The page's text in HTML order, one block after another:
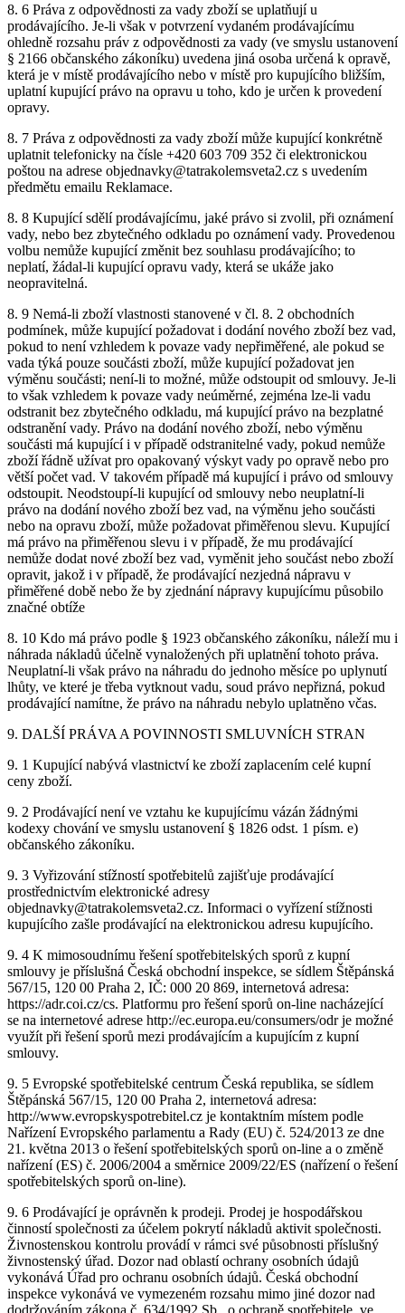
8. 6 Práva z odpovědnosti za vady zboží se uplatňují u
prodávajícího. Je-li však v potvrzení vydaném prodávajícímu
ohledně rozsahu práv z odpovědnosti za vady (ve smyslu ustanovení
§ 2166 občanského zákoníku) uvedena jiná osoba určená k opravě,
která je v místě prodávajícího nebo v místě pro kupujícího bližším,
uplatní kupující právo na opravu u toho, kdo je určen k provedení
opravy.
8. 7 Práva z odpovědnosti za vady zboží může kupující konkrétně
uplatnit telefonicky na čísle +420 603 709 352 či elektronickou
poštou na adrese objednavky@tatrakolemsveta2.cz s uvedením
předmětu emailu Reklamace.
8. 8 Kupující sdělí prodávajícímu, jaké právo si zvolil, při oznámení
vady, nebo bez zbytečného odkladu po oznámení vady. Provedenou
volbu nemůže kupující změnit bez souhlasu prodávajícího; to
neplatí, žádal-li kupující opravu vady, která se ukáže jako
neopravitelná.
8. 9 Nemá-li zboží vlastnosti stanovené v čl. 8. 2 obchodních
podmínek, může kupující požadovat i dodání nového zboží bez vad,
pokud to není vzhledem k povaze vady nepřiměřené, ale pokud se
vada týká pouze součásti zboží, může kupující požadovat jen
výměnu součásti; není-li to možné, může odstoupit od smlouvy. Je-li
to však vzhledem k povaze vady neúměrné, zejména lze-li vadu
odstranit bez zbytečného odkladu, má kupující právo na bezplatné
odstranění vady. Právo na dodání nového zboží, nebo výměnu
součásti má kupující i v případě odstranitelné vady, pokud nemůže
zboží řádně užívat pro opakovaný výskyt vady po opravě nebo pro
větší počet vad. V takovém případě má kupující i právo od smlouvy
odstoupit. Neodstoupí-li kupující od smlouvy nebo neuplatní-li
právo na dodání nového zboží bez vad, na výměnu jeho součásti
nebo na opravu zboží, může požadovat přiměřenou slevu. Kupující
má právo na přiměřenou slevu i v případě, že mu prodávající
nemůže dodat nové zboží bez vad, vyměnit jeho součást nebo zboží
opravit, jakož i v případě, že prodávající nezjedná nápravu v
přiměřené době nebo že by zjednání nápravy kupujícímu působilo
značné obtíže
8. 10 Kdo má právo podle § 1923 občanského zákoníku, náleží mu i
náhrada nákladů účelně vynaložených při uplatnění tohoto práva.
Neuplatní-li však právo na náhradu do jednoho měsíce po uplynutí
lhůty, ve které je třeba vytknout vadu, soud právo nepřizná, pokud
prodávající namítne, že právo na náhradu nebylo uplatněno včas.
9. DALŠÍ PRÁVA A POVINNOSTI SMLUVNÍCH STRAN
9. 1 Kupující nabývá vlastnictví ke zboží zaplacením celé kupní
ceny zboží.
9. 2 Prodávající není ve vztahu ke kupujícímu vázán žádnými
kodexy chování ve smyslu ustanovení § 1826 odst. 1 písm. e)
občanského zákoníku.
9. 3 Vyřizování stížností spotřebitelů zajišťuje prodávající
prostřednictvím elektronické adresy
objednavky@tatrakolemsveta2.cz. Informaci o vyřízení stížnosti
kupujícího zašle prodávající na elektronickou adresu kupujícího.
9. 4 K mimosoudnímu řešení spotřebitelských sporů z kupní
smlouvy je příslušná Česká obchodní inspekce, se sídlem Štěpánská
567/15, 120 00 Praha 2, IČ: 000 20 869, internetová adresa:
https://adr.coi.cz/cs. Platformu pro řešení sporů on-line nacházející
se na internetové adrese http://ec.europa.eu/consumers/odr je možné
využít při řešení sporů mezi prodávajícím a kupujícím z kupní
smlouvy.
9. 5 Evropské spotřebitelské centrum Česká republika, se sídlem
Štěpánská 567/15, 120 00 Praha 2, internetová adresa:
http://www.evropskyspotrebitel.cz je kontaktním místem podle
Nařízení Evropského parlamentu a Rady (EU) č. 524/2013 ze dne
21. května 2013 o řešení spotřebitelských sporů on-line a o změně
nařízení (ES) č. 2006/2004 a směrnice 2009/22/ES (nařízení o řešení
spotřebitelských sporů on-line).
9. 6 Prodávající je oprávněn k prodeji. Prodej je hospodářskou
činností společnosti za účelem pokrytí nákladů aktivit společnosti.
Živnostenskou kontrolu provádí v rámci své působnosti příslušný
živnostenský úřad. Dozor nad oblastí ochrany osobních údajů
vykonává Úřad pro ochranu osobních údajů. Česká obchodní
inspekce vykonává ve vymezeném rozsahu mimo jiné dozor nad
dodržováním zákona č. 634/1992 Sb., o ochraně spotřebitele, ve